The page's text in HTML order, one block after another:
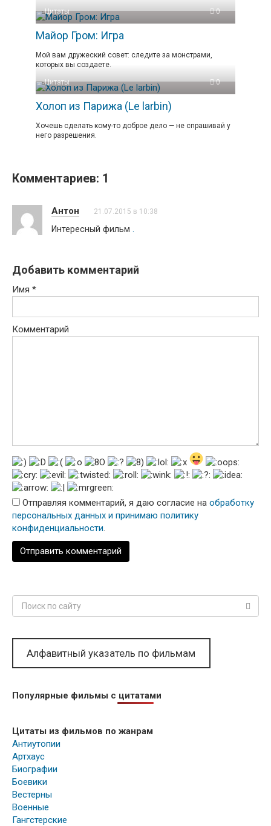
Цитаты 0
Майор Гром: Игра
Мой вам дружеский совет: следите за монстрами,
которых вы создаете.
Цитаты 0
Холоп из Парижа (Le larbin)
Хочешь сделать кому-то доброе дело — не спрашивай у
него разрешения.
Комментариев: 1
Антон 21.07.2015 в 10:38
Интересный фильм
Добавить комментарий
Имя *
Комментарий
Отправляя комментарий, я даю согласие на обработку
персональных данных и принимаю политику
конфиденциальности.
Поиск:
Алфавитный указатель по фильмам
Популярные фильмы с цитатами
Цитаты из фильмов по жанрам
Антиутопии
Артхаус
Биографии
Боевики
Вестерны
Военные
Гангстерские